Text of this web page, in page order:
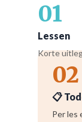
01
Lessen
Korte
02
📋
Per les